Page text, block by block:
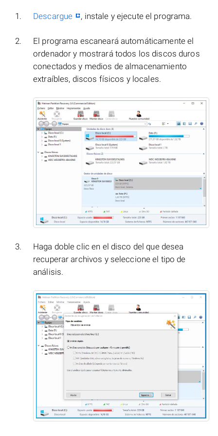
Descargue , instale y ejecute el programa.
El programa escaneará automáticamente el
ordenador y mostrará todos los discos duros
conectados y medios de almacenamiento
extraíbles, discos físicos y locales.
Haga doble clic en el disco del que desea
recuperar archivos y seleccione el tipo de
análisis.